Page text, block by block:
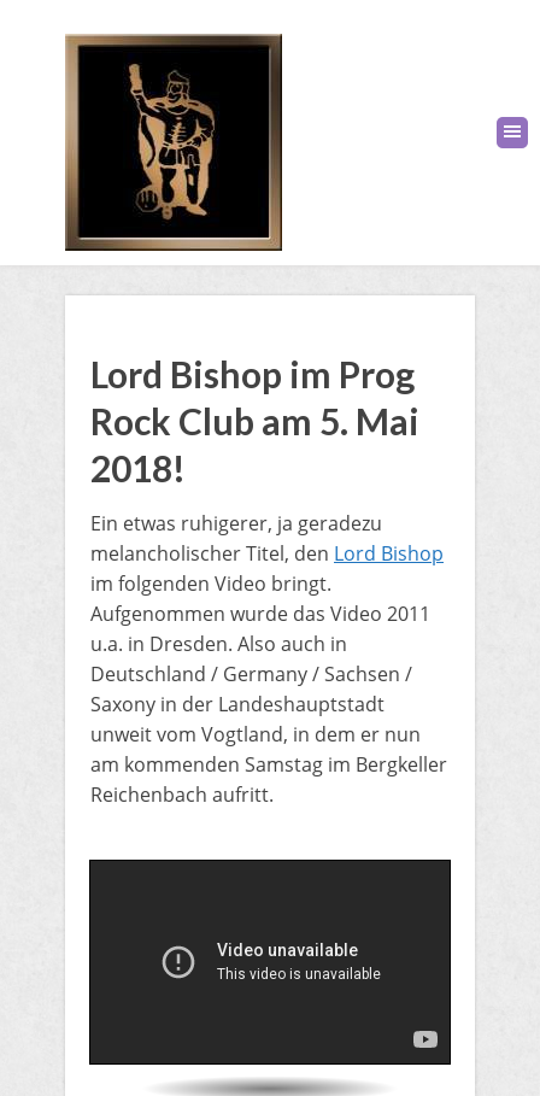
​Lord Bishop im Prog
Rock Club am 5. Mai
2018!
Ein etwas ruhigerer, ja geradezu
melancholischer Titel, den Lord Bishop
im folgenden Video bringt.
Aufgenommen wurde das Video 2011
u.a. in Dresden. Also auch in
Deutschland / Germany / Sachsen /
Saxony in der Landeshauptstadt
unweit vom Vogtland, in dem er nun
am kommenden Samstag im Bergkeller
Reichenbach aufritt.